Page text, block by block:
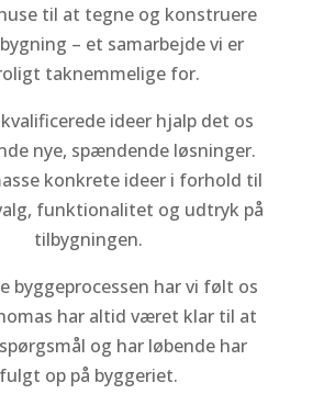
til at tegne og konstruere
– et samarbejde vi er
taknemmelige for.
kvalificerede ideer hjalp det os
nye, spændende løsninger.
konkrete ideer i forhold til
funktionalitet og udtryk på
tilbygningen.
byggeprocessen har vi følt os
har altid været klar til at
og har løbende har
fulgt op på byggeriet.